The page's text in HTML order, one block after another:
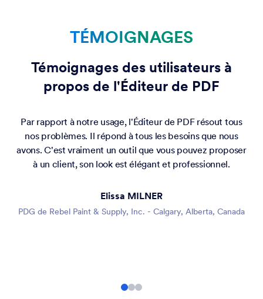
TÉMOIGNAGES
Témoignages des utilisateurs à
propos de l'Éditeur de PDF
Par rapport à notre usage, l'Éditeur de PDF résout tous
nos problèmes. Il répond à tous les besoins que nous
avons. C'est vraiment un outil que vous pouvez proposer
à un client, son look est élégant et professionnel.
Elissa MILNER
PDG de Rebel Paint & Supply, Inc. - Calgary, Alberta, Canada